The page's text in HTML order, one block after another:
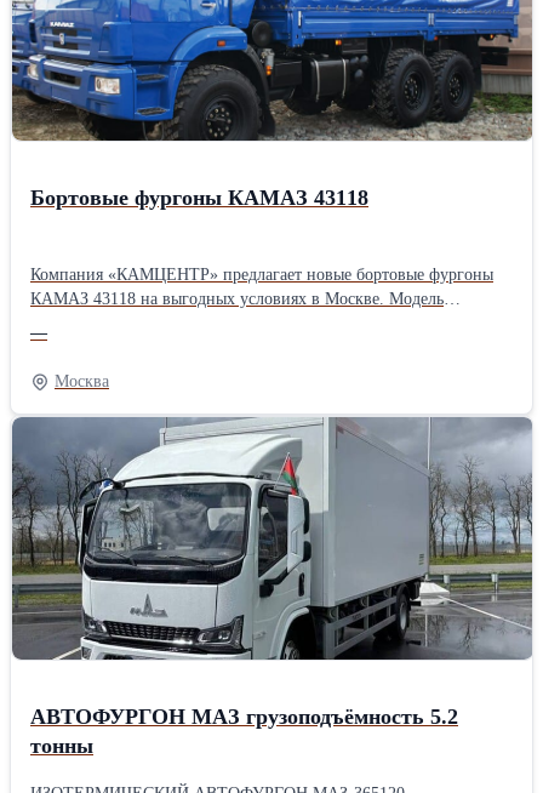
Бортовые фургоны КАМАЗ 43118
Компания «КАМЦЕНТР» предлагает новые бортовые фургоны
КАМАЗ 43118 на выгодных условиях в Москве. Модель
комплект поставки входит тент с каркасом, благодаря чему
КАМАЗ 43118 легко трансформируется в бортовой фургон.
Подробную информацию Вы можете найти на нашем сайте
—
Москва
АВТОФУРГОН МАЗ грузоподъёмность 5.2
тонны